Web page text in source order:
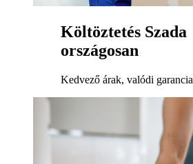
Költöztetés Szada
országosan
Kedvező árak, valódi garancia